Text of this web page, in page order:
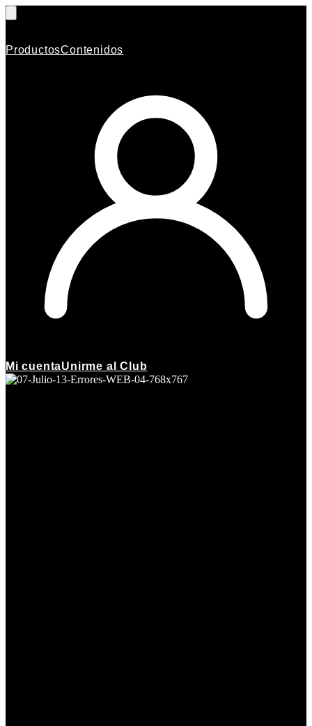
ProductosContenidos
Mi cuentaUnirme al Club